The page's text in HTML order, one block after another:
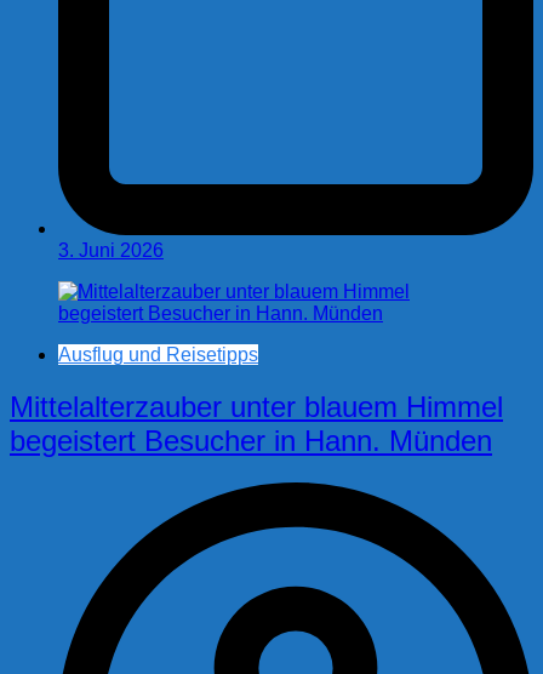
3. Juni 2026
Ausflug und Reisetipps
Mittelalterzauber unter blauem Himmel
begeistert Besucher in Hann. Münden